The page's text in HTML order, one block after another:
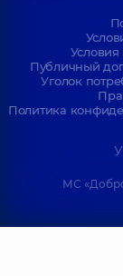
Публичный
Уголок
Политика
МС